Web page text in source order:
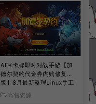
AFK卡牌即时对战手游【加
德尔契约代金券内购修复
版】8月最新整理Linux手工
服务端+前后端全套源码+CD
K授权后台+安卓苹果双端
寄售资源